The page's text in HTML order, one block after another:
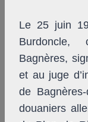
Le 25 juin
Bagnères,
et au juge
de
douaniers